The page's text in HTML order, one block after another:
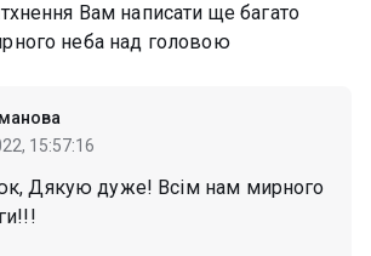
Вам написати ще багато
неба над головою
15:57:16
Дякую дуже! Всім нам мирного